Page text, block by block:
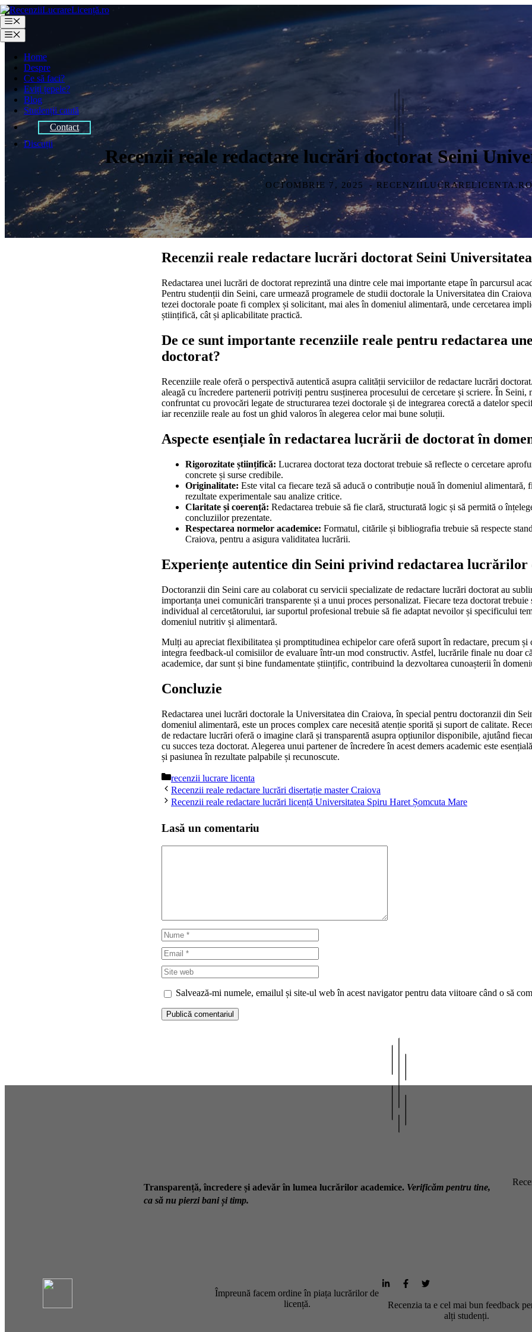
Sari
la
conținut
Meniu
Meniu
Home
Despre
Ce să faci?
Eviți țepele?
Blog
Studenții caută
Contact
Discuții
Recenzii reale redactare lucrări doctorat Seini
OCTOMBRIE 7, 2025 - RECENZIILUCRARELICENTA.RO
Recenzii reale redactare lucrări doctorat Seini
Redactarea unei lucrări de doctorat reprezintă una dintre cele mai importante etape în parcursul
Pentru studenții din Seini, care urmează programele de studii doctorale la Universitatea din
tezei doctorale poate fi complex și solicitant, mai ales în domeniul alimentară, unde cercetarea
științifică, cât și aplicabilitate practică.
De ce sunt importante recenziile reale pentru redactarea
doctorat?
Recenziile reale oferă o perspectivă autentică asupra calității serviciilor de redactare lucrări
aleagă cu încredere partenerii potriviți pentru susținerea procesului de cercetare și scriere. În Seini,
confruntat cu provocări legate de structurarea tezei doctorale și de integrarea corectă a datelor
iar recenziile reale au fost un ghid valoros în alegerea celor mai bune soluții.
Aspecte esențiale în redactarea lucrării de doctorat în
Rigorozitate științifică: Lucrarea doctorat teza doctorat trebuie să reflecte o cercetare
concrete și surse credibile.
Originalitate: Este vital ca fiecare teză să aducă o contribuție nouă în domeniul alimentară,
rezultate experimentale sau analize critice.
Claritate și coerență: Redactarea trebuie să fie clară, structurată logic și să permită o
concluziilor prezentate.
Respectarea normelor academice: Formatul, citările și bibliografia trebuie să respecte
Craiova, pentru a asigura validitatea lucrării.
Experiențe autentice din Seini privind redactarea lucrărilor
Doctoranzii din Seini care au colaborat cu servicii specializate de redactare lucrări doctorat au
importanța unei comunicări transparente și a unui proces personalizat. Fiecare teza doctorat trebuie
individual al cercetătorului, iar suportul profesional trebuie să fie adaptat nevoilor și specificului
domeniul nutritiv și alimentară.
Mulți au apreciat flexibilitatea și promptitudinea echipelor care oferă suport în redactare, precum și
integra feedback-ul comisiilor de evaluare într-un mod constructiv. Astfel, lucrările finale nu doar
academice, dar sunt și bine fundamentate științific, contribuind la dezvoltarea cunoașterii în
Concluzie
Redactarea unei lucrări doctorale la Universitatea din Craiova, în special pentru doctoranzii din
domeniul alimentară, este un proces complex care necesită atenție sporită și suport de calitate.
de redactare lucrări oferă o imagine clară și transparentă asupra opțiunilor disponibile, ajutând
cu succes teza doctorat. Alegerea unui partener de încredere în acest demers academic este
și pasiunea în rezultate palpabile și recunoscute.
Categorii
recenzii lucrare licenta
Recenzii reale redactare lucrări disertație master Craiova
Recenzii reale redactare lucrări licență Universitatea Spiru Haret Șomcuta Mare
Lasă un comentariu
Nume
Email
Site
web
Salvează-mi numele, emailul și site-ul web în acest navigator pentru data viitoare când o să
Transparență, încredere și adevăr în lumea lucrărilor academice. Verificăm pentru tine,
ca să nu pierzi bani și timp.
Împreună facem ordine în piața lucrărilor de
licență.
Recenzia ta e cel mai bun feedback
alți studenți.